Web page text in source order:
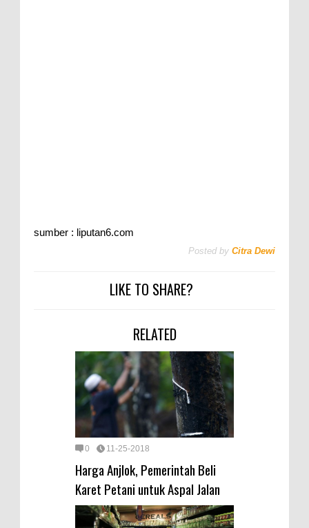
sumber : liputan6.com
Posted by Citra Dewi
LIKE TO SHARE?
RELATED
0 11-25-2018
Harga Anjlok, Pemerintah Beli
Karet Petani untuk Aspal Jalan